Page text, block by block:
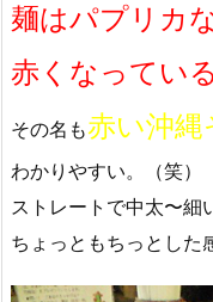
麺はパプリカ
赤くなっている
その名も赤い沖縄
わかりやすい。（笑）
ストレートで中太〜細
ちょっともちっとした